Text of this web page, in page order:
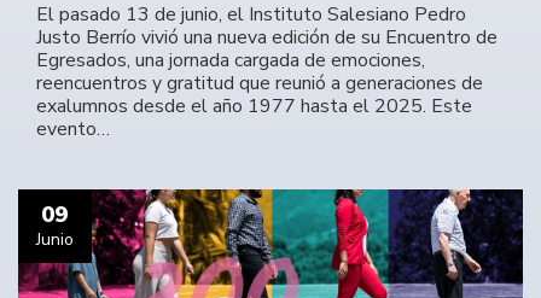
El pasado 13 de junio, el Instituto Salesiano Pedro
Justo Berrío vivió una nueva edición de su Encuentro de
Egresados, una jornada cargada de emociones,
reencuentros y gratitud que reunió a generaciones de
exalumnos desde el año 1977 hasta el 2025. Este
evento…
09
Junio